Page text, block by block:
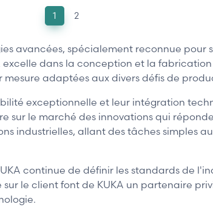
avancées, spécialement reconnue
dans la conception et la
adaptées aux divers défis de
exceptionnelle et leur intégration
le marché des innovations qui
industrielles, allant des tâches simples
continue de définir les standards de
le client font de KUKA un partenaire
1 2